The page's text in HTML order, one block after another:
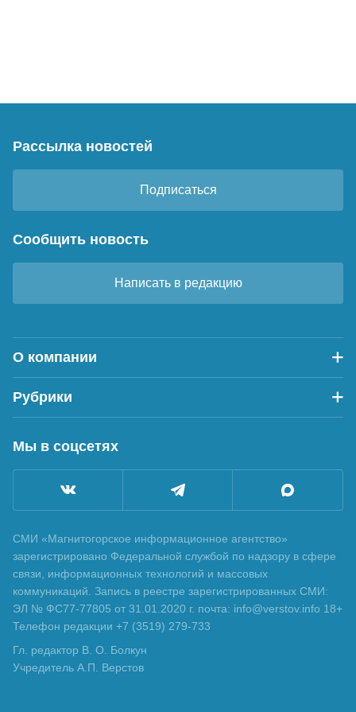
Рассылка новостей
Подписаться
Сообщить новость
Написать в редакцию
О компании
Рубрики
Мы в соцсетях
СМИ «Магнитогорское информационное агентство»
зарегистрировано Федеральной службой по надзору в сфере
связи, информационных технологий и массовых
коммуникаций. Запись в реестре зарегистрированных СМИ:
ЭЛ № ФС77-77805 от 31.01.2020 г. почта: info@verstov.info 18+
Телефон редакции +7 (3519) 279-733
Гл. редактор В. О. Болкун
Учредитель А.П. Верстов